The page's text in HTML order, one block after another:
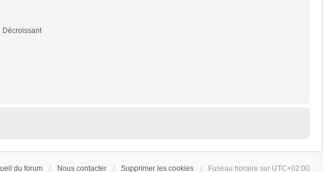
Décroissant
du forum Nous contacter Supprimer les cookies Fuseau horaire sur UTC+02:00